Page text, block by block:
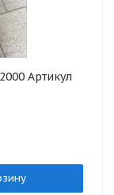
Артикул